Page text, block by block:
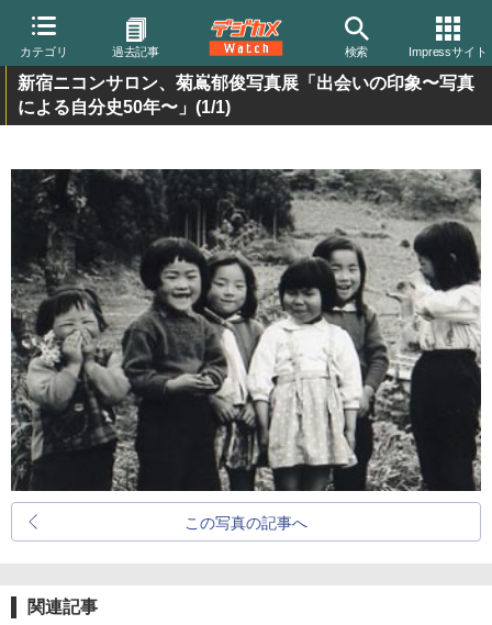
カテゴリ 過去記事 検索 Impressサイト
新宿ニコンサロン、菊嶌郁俊写真展「出会いの印象〜写真
による自分史50年〜」 (1/1)
この写真の記事へ
関連記事